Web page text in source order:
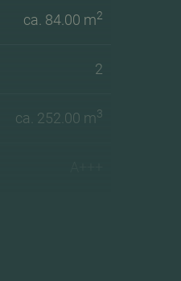
ca. 84.00 m2
2
ca. 252.00 m3